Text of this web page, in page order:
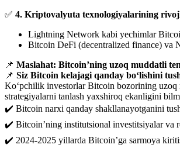
✅ 4. Kriptovalyuta texnologiyalarining
Lightning Network kabi yechimlar
Bitcoin DeFi (decentralized finance) va
📌 Maslahat: Bitcoin’ning uzoq muddatli
📌 Siz Bitcoin kelajagi qanday bo‘lishini
Ko‘pchilik investorlar Bitcoin bozorining uzoq
strategiyalarni tanlash yaxshiroq ekanligini
✔️ Bitcoin narxi qanday shakllanayotganini
✔️ Bitcoin’ning institutsional investitsiyalar va
✔️ 2024-2025 yillarda Bitcoin’ga sarmoya